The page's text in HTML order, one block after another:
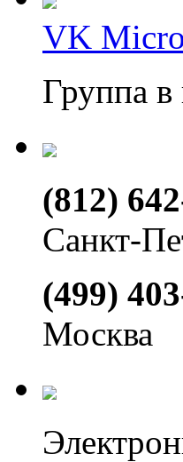
VK
Группа в
(812)
Санкт-
(499)
Москва